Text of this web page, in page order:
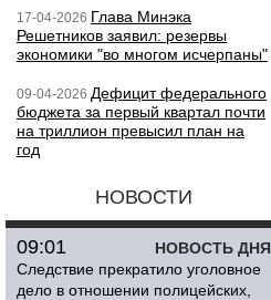
17-04-2026 Глава Минэка
Решетников заявил: резервы
экономики "во многом исчерпаны"
09-04-2026 Дефицит федерального
бюджета за первый квартал почти
на триллион превысил план на
год
НОВОСТИ
НОВОСТЬ ДНЯ
09:01
Следствие прекратило уголовное
дело в отношении полицейских,